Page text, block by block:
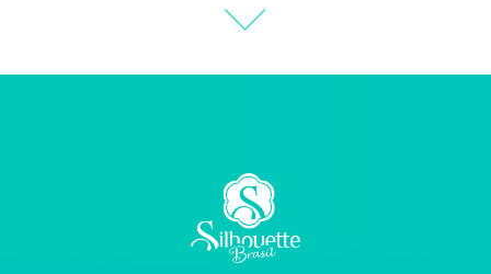
Carla Eschberger